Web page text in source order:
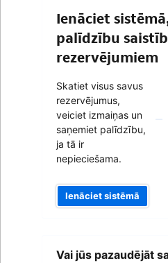
Ienāciet
palīdzību
rezervējumiem
Skatiet visus savus
rezervējumus,
veiciet izmaiņas un
saņemiet palīdzību,
ja tā ir
nepieciešama.
Ienāciet sistēmā
Vai jūs pazaudējāt